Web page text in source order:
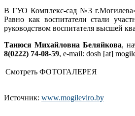
В ГУО Комплекс-сад №3 г.Могилева»
Равно как воспитатели стали
руководством воспитателя высшей
Танюся Михайловна Беляйкова,
8(0222) 74-08-59, e-mail: dosh [at]
Смотреть ФОТОГАЛЕРЕЯ
Источник: www.mogileviro.by